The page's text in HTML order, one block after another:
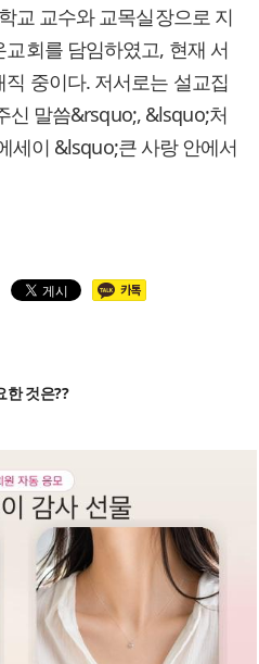
교 교수와 교목실장으로 지
회를 담임하였고, 현재 서
중이다. 저서로는 설교집
신 말씀&rsquo;, &lsquo;처
세이 &lsquo;큰 사랑 안에서
한 것은??